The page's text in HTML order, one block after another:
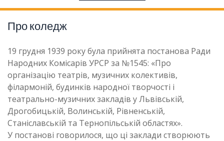
Про коледж
19 грудня 1939 року була прийнята постанова Ради
Народних Комісарів УРСР за №1545: «Про
організацію театрів, музичних колективів,
філармоній, будинків народної творчості і
театрально-музичних закладів у Львівській,
Дрогобицькій, Волинській, Рівненській,
Станіславській та Тернопільській областях».
У постанові говорилося, що ці заклади створюють